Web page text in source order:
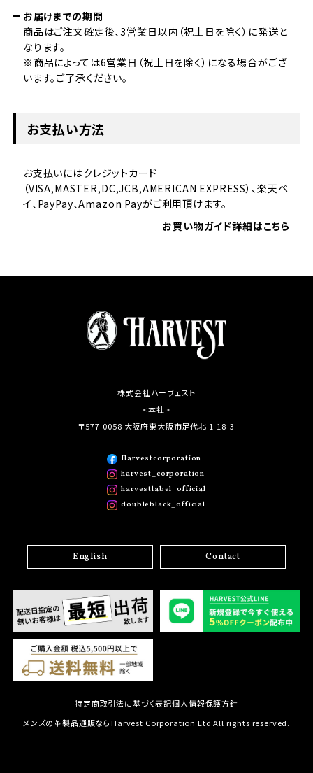
お届けまでの期間
商品はご注文確定後、3営業日以内（祝土日を除く）に発送と
なります。
※商品によっては6営業日（祝土日を除く）になる場合がござ
います。ご了承ください。
お支払い方法
お支払いにはクレジットカード
（VISA,MASTER,DC,JCB,AMERICAN EXPRESS）、楽天ペ
イ、PayPay、Amazon Payがご利用頂けます。
お買い物ガイド詳細はこちら
株式会社ハーヴェスト
<本社>
〒577-0058 大阪府東大阪市足代北 1-18-3
Harvestcorporation
harvest_corporation
harvestlabel_official
doubleblack_official
English Contact
特定商取引法に基づく表記個人情報保護方針
メンズの革製品通販ならHarvest Corporation Ltd All rights reserved.